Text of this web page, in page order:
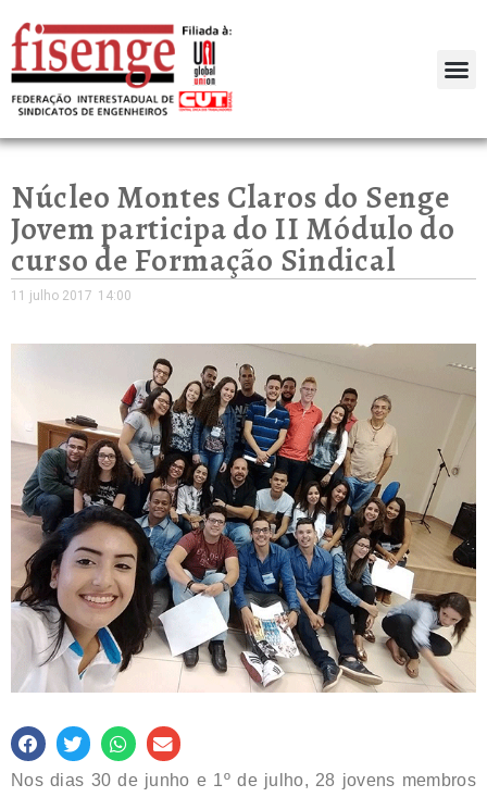
Núcleo Montes Claros do Senge
Jovem participa do II Módulo do
curso de Formação Sindical
11 julho 2017 14:00
Nos dias 30 de junho e 1º de julho, 28 jovens membros